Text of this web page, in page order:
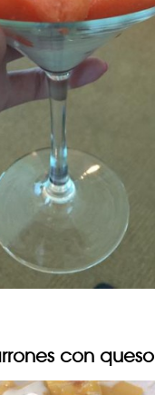
con queso